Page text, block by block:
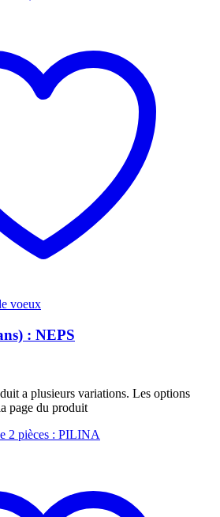
voeux
: NEPS
a plusieurs variations. Les options
page du produit